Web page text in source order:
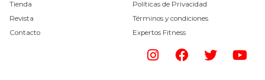
Tienda
Revista
Contacto
Políticas de Privacidad
Términos y condiciones
Expertos Fitness